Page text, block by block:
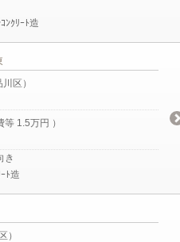
ﾝｸﾘｰﾄ造
区）
等 1.5万円 ）
き
ﾄ造
）